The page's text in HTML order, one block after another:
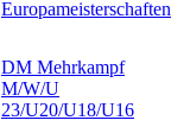
Europameisterschaften
DM Mehrkampf
M/W/U
23/U20/U18/U16